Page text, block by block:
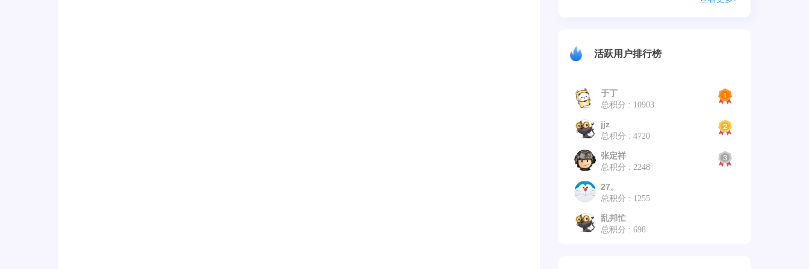
活跃用户排行榜
于丁
总积分 : 10903
jjz
总积分 : 4720
张定祥
总积分 : 2248
27。
总积分 : 1255
乱邦忙
总积分 : 698